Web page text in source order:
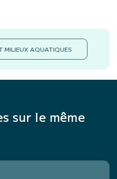
MILIEUX AQUATIQUES
sur le même